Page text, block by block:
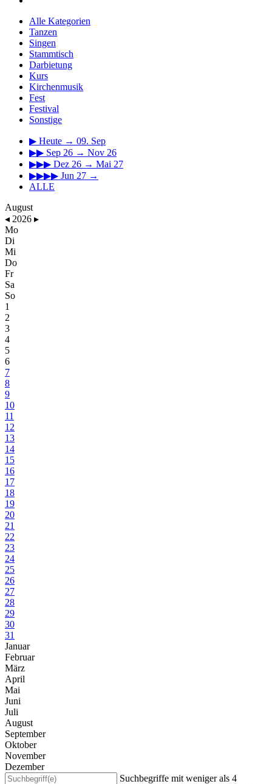
Alle Kategorien
Tanzen
Singen
Stammtisch
Darbietung
Kurs
Kirchenmusik
Fest
Festival
Sonstige
▶ Heute → 09. Sep
▶▶ Sep 26 → Nov 26
▶▶▶ Dez 26 → Mai 27
▶▶▶▶ Jun 27 →
ALLE
August
◂ 2026 ▸
Mo
Di
Mi
Do
Fr
Sa
So
1
2
3
4
5
6
7
8
9
10
11
12
13
14
15
16
17
18
19
20
21
22
23
24
25
26
27
28
29
30
31
Januar
Februar
März
April
Mai
Juni
Juli
August
September
Oktober
November
Dezember
Suchbegriffe mit weniger als 4